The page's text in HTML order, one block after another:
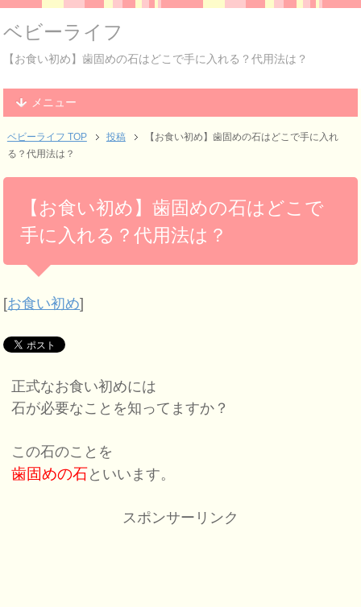
ベビーライフ
【お食い初め】歯固めの石はどこで手に入れる？代用法は？
メニュー
ベビーライフ TOP 投稿
【お食い初め】歯固めの石はどこで手に入れ
る？代用法は？
【お食い初め】歯固めの石はどこで
手に入れる？代用法は？
[お食い初め]
正式なお食い初めには
石が必要なことを知ってますか？
この石のことを
歯固めの石といいます。
スポンサーリンク